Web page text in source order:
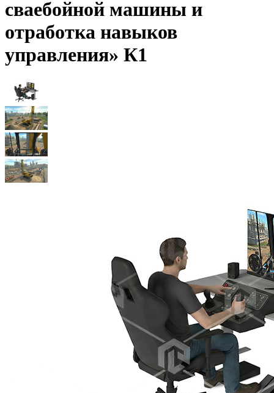
сваебойной машины и
отработка навыков
управления» К1